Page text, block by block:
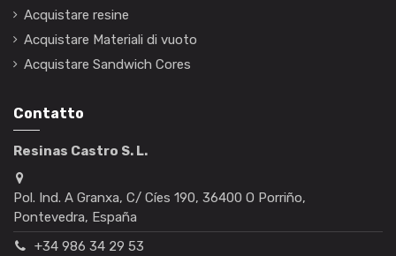
Acquistare resine
Acquistare Materiali di vuoto
Acquistare Sandwich Cores
Contatto
Resinas Castro S. L.
Pol. Ind. A Granxa, C/ Cíes 190, 36400 O Porriño,
Pontevedra, España
+34 986 34 29 53